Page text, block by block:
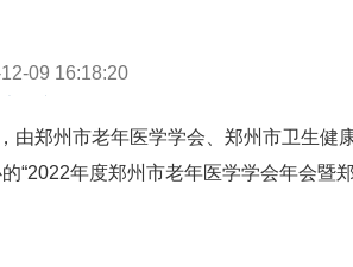
09 16:18:20
郑州市老年医学学会、郑州市卫生健
“2022年度郑州市老年医学学会年会暨